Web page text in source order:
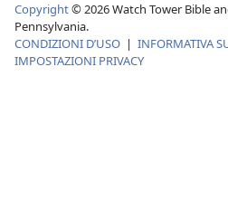
Copyright© 2026 Watch Tower Bible
Pennsylvania.
CONDIZIONI D’USO | INFORMATIVA
IMPOSTAZIONI PRIVACY